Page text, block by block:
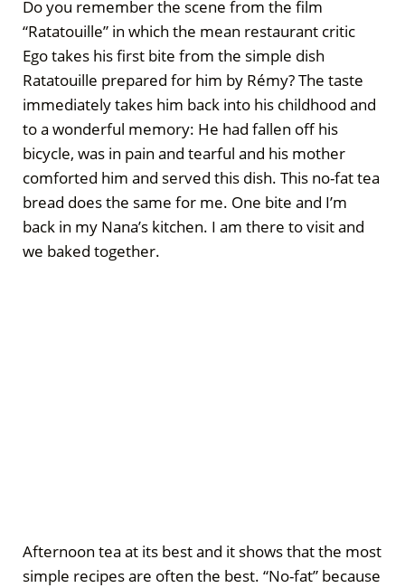
Do you remember the scene from the film
“Ratatouille” in which the mean restaurant critic
Ego takes his first bite from the simple dish
Ratatouille prepared for him by Rémy? The taste
immediately takes him back into his childhood and
to a wonderful memory: He had fallen off his
bicycle, was in pain and tearful and his mother
comforted him and served this dish. This no-fat tea
bread does the same for me. One bite and I’m
back in my Nana’s kitchen. I am there to visit and
we baked together.
Afternoon tea at its best and it shows that the most
simple recipes are often the best. “No-fat” because